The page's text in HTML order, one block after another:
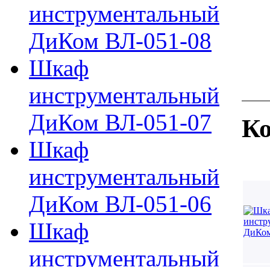
инструментальный
ДиКом ВЛ-051-08
Шкаф
инструментальный
ДиКом ВЛ-051-07
Шкаф
инструментальный
ДиКом ВЛ-051-06
Шкаф
инструментальный